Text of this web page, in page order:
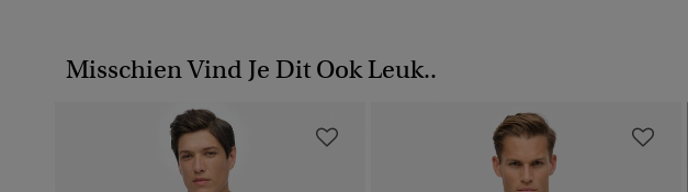
Misschien Vind Je Dit Ook Leuk..